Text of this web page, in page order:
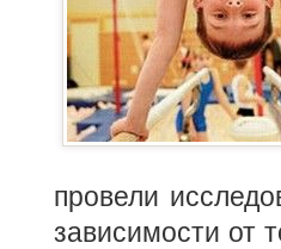
провели
зависимости от